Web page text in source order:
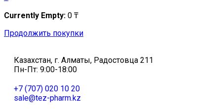
Currently Empty: 0 ₸
Продолжить покупки
Казахстан, г. Алматы, Радостовца 211
Пн-Пт: 9:00-18:00
+7 (707) 020 10 20
sale@tez-pharm.kz